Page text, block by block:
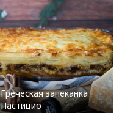
Греческая запеканка
Пастицио